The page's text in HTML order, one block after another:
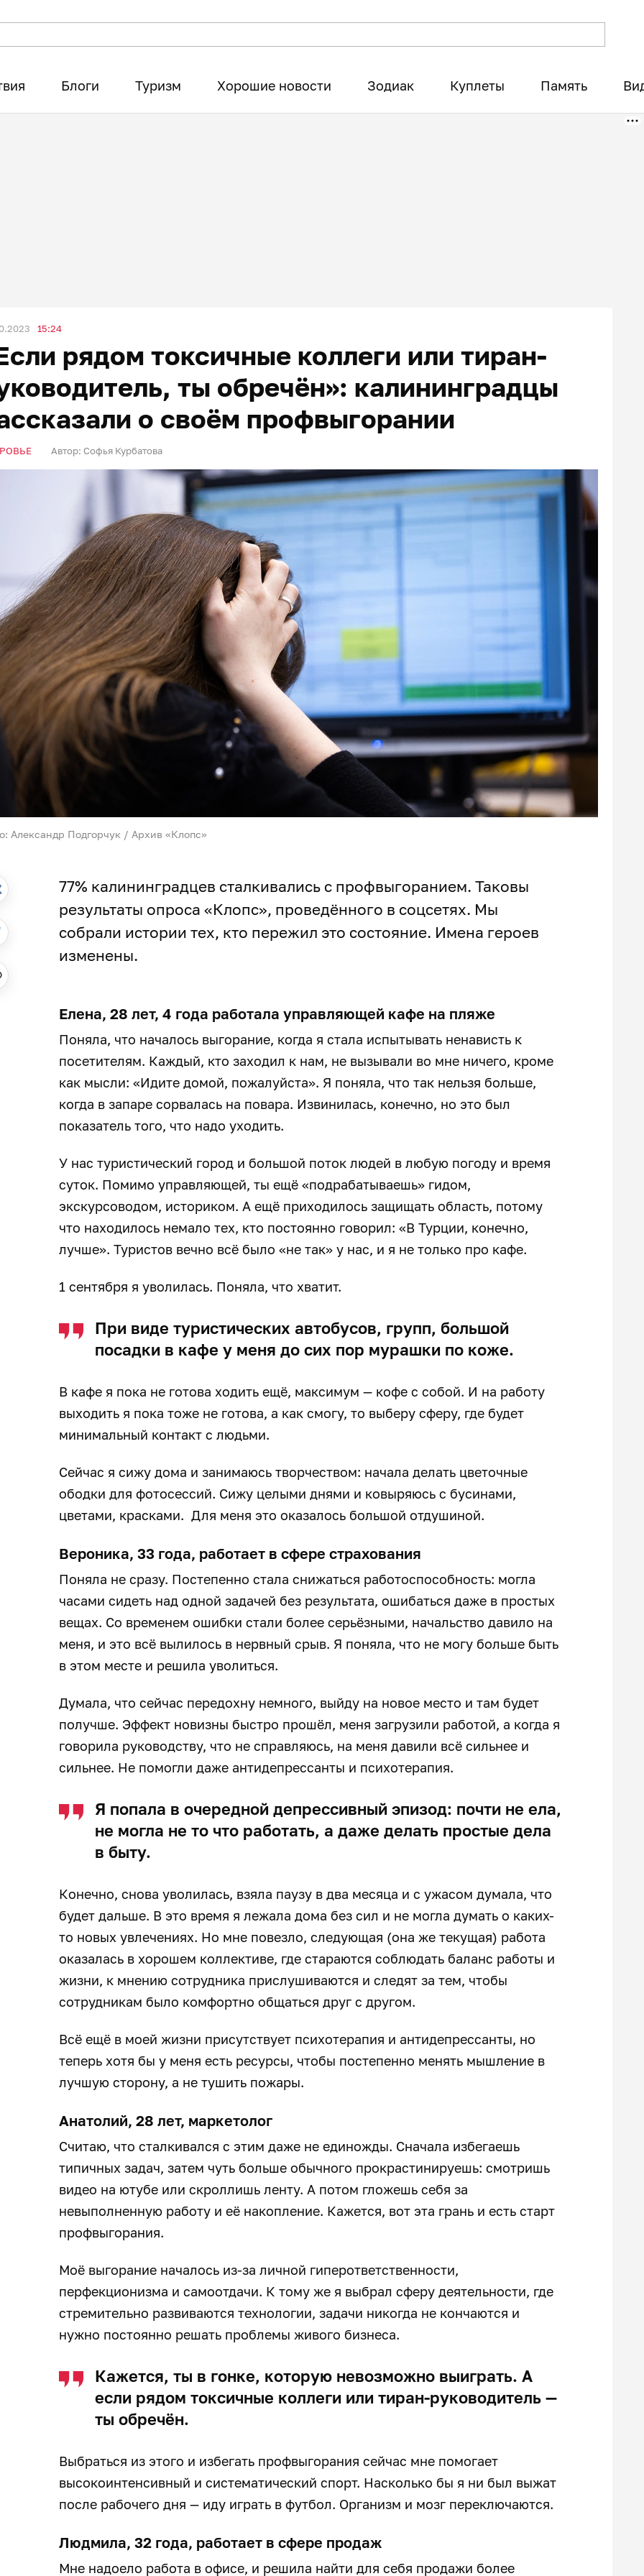
Блоги Туризм Хорошие новости Зодиак Куплеты Память
15:24
рядом токсичные коллеги или тиран-
ты обречён»: калининградцы
о своём профвыгорании
Автор: Софья Курбатова
Александр Подгорчук / Архив «Клопс»
77% калининградцев сталкивались с профвыгоранием. Таковы
результаты опроса «Клопс», проведённого в соцсетях. Мы
собрали истории тех, кто пережил это состояние. Имена героев
изменены.
Елена, 28 лет, 4 года работала управляющей кафе на пляже
Поняла, что началось выгорание, когда я стала испытывать ненависть к
посетителям. Каждый, кто заходил к нам, не вызывали во мне ничего, кроме
как мысли: «Идите домой, пожалуйста». Я поняла, что так нельзя больше,
когда в запаре сорвалась на повара. Извинилась, конечно, но это был
показатель того, что надо уходить.
У нас туристический город и большой поток людей в любую погоду и время
суток. Помимо управляющей, ты ещё «подрабатываешь» гидом,
экскурсоводом, историком. А ещё приходилось защищать область, потому
что находилось немало тех, кто постоянно говорил: «В Турции, конечно,
лучше». Туристов вечно всё было «не так» у нас, и я не только про кафе.
1 сентября я уволилась. Поняла, что хватит.
При виде туристических автобусов, групп, большой
посадки в кафе у меня до сих пор мурашки по коже.
В кафе я пока не готова ходить ещё, максимум — кофе с собой. И на работу
выходить я пока тоже не готова, а как смогу, то выберу сферу, где будет
минимальный контакт с людьми.
Сейчас я сижу дома и занимаюсь творчеством: начала делать цветочные
ободки для фотосессий. Сижу целыми днями и ковыряюсь с бусинами,
цветами, красками. Для меня это оказалось большой отдушиной.
Вероника, 33 года, работает в сфере страхования
Поняла не сразу. Постепенно стала снижаться работоспособность: могла
часами сидеть над одной задачей без результата, ошибаться даже в простых
вещах. Со временем ошибки стали более серьёзными, начальство давило на
меня, и это всё вылилось в нервный срыв. Я поняла, что не могу больше быть
в этом месте и решила уволиться.
Думала, что сейчас передохну немного, выйду на новое место и там будет
получше. Эффект новизны быстро прошёл, меня загрузили работой, а когда я
говорила руководству, что не справляюсь, на меня давили всё сильнее и
сильнее. Не помогли даже антидепрессанты и психотерапия.
Я попала в очередной депрессивный эпизод: почти не ела,
не могла не то что работать, а даже делать простые дела
в быту.
Конечно, снова уволилась, взяла паузу в два месяца и с ужасом думала, что
будет дальше. В это время я лежала дома без сил и не могла думать о каких-
то новых увлечениях. Но мне повезло, следующая (она же текущая) работа
оказалась в хорошем коллективе, где стараются соблюдать баланс работы и
жизни, к мнению сотрудника прислушиваются и следят за тем, чтобы
сотрудникам было комфортно общаться друг с другом.
Всё ещё в моей жизни присутствует психотерапия и антидепрессанты, но
теперь хотя бы у меня есть ресурсы, чтобы постепенно менять мышление в
лучшую сторону, а не тушить пожары.
Анатолий, 28 лет, маркетолог
Считаю, что сталкивался с этим даже не единожды. Сначала избегаешь
типичных задач, затем чуть больше обычного прокрастинируешь: смотришь
видео на ютубе или скроллишь ленту. А потом гложешь себя за
невыполненную работу и её накопление. Кажется, вот эта грань и есть старт
профвыгорания.
Моё выгорание началось из-за личной гиперответственности,
перфекционизма и самоотдачи. К тому же я выбрал сферу деятельности, где
стремительно развиваются технологии, задачи никогда не кончаются и
нужно постоянно решать проблемы живого бизнеса.
Кажется, ты в гонке, которую невозможно выиграть. А
если рядом токсичные коллеги или тиран-руководитель —
ты обречён.
Выбраться из этого и избегать профвыгорания сейчас мне помогает
высокоинтенсивный и систематический спорт. Насколько бы я ни был выжат
после рабочего дня — иду играть в футбол. Организм и мозг переключаются.
Людмила, 32 года, работает в сфере продаж
Мне надоело работа в офисе, и решила найти для себя продажи более